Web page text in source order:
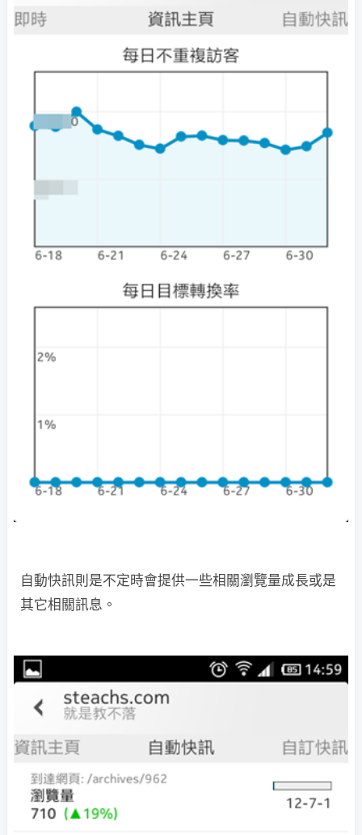
自動快訊則是不定時會提供一些相關瀏覽量成長或是
其它相關訊息。